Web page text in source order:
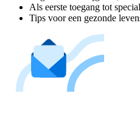
Als eerste toegang tot
Tips voor een gezonde